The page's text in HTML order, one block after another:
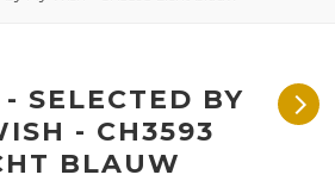
SELECTED BY
- CH3593
BLAUW